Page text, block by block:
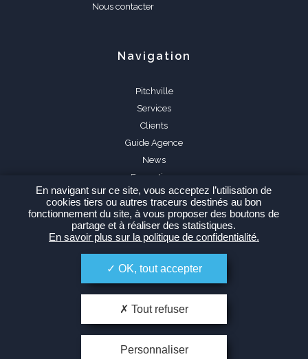
Nous contacter
Navigation
Pitchville
Services
Clients
Guide Agence
News
Formations
FAQ
Espace Agence
Politique de confidentialité-Plan du site
En navigant sur ce site, vous acceptez l’utilisation de
cookies tiers ou autres traceurs destinés au bon
fonctionnement du site, à vous proposer des boutons de
partage et à réaliser des statistiques.
En savoir plus sur la politique de confidentialité.
OK, tout accepter
Tout refuser
Personnaliser